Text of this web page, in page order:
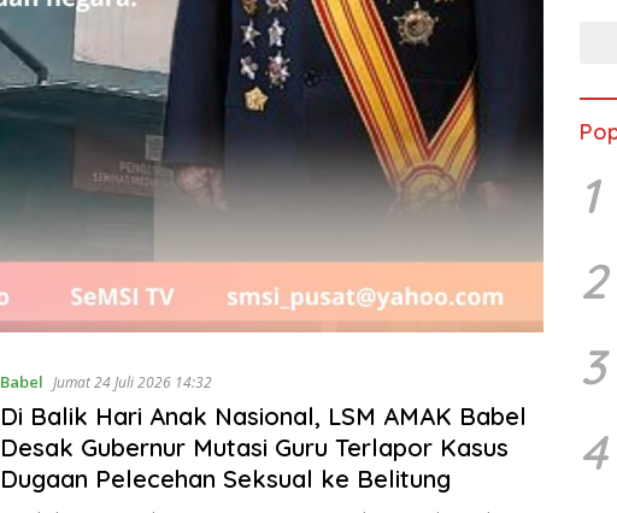
Babel Jumat 24 Juli 2026 14:32
Di Balik Hari Anak Nasional, LSM AMAK Babel
Desak Gubernur Mutasi Guru Terlapor Kasus
Dugaan Pelecehan Seksual ke Belitung
1
2
3
4